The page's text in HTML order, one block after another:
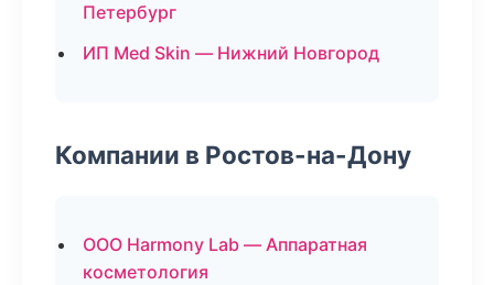
Петербург
ИП Med Skin — Нижний Новгород
Компании в Ростов-на-Дону
ООО Harmony Lab — Аппаратная
косметология